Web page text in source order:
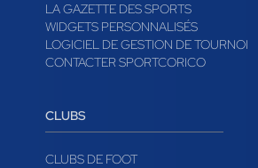
LA GAZETTE DES SPORTS
WIDGETS PERSONNALISÉS
LOGICIEL DE GESTION DE TOURNOI
CONTACTER SPORTCORICO
CLUBS
CLUBS DE FOOT